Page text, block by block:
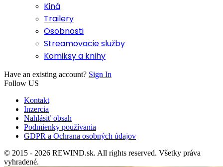
Kiná
Trailery
Osobnosti
Streamovacie služby
Komiksy a knihy
Have an existing account? Sign In
Follow US
Kontakt
Inzercia
Nahlásiť obsah
Podmienky používania
GDPR a Ochrana osobných údajov
© 2015 - 2026 REWIND.sk. All rights reserved. Všetky práva
vyhradené.